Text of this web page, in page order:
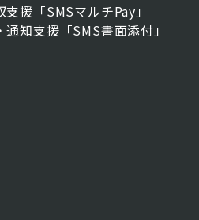
援「SMSマルチPay」
知支援「SMS書面添付」